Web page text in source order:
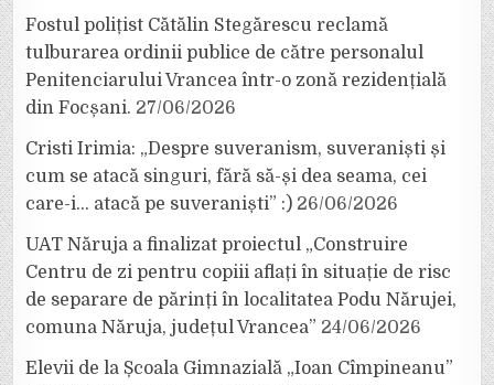
Fostul polițist Cătălin Stegărescu reclamă
tulburarea ordinii publice de către personalul
Penitenciarului Vrancea într-o zonă rezidențială
din Focșani. 27/06/2026
Cristi Irimia: „Despre suveranism, suveraniști și
cum se atacă singuri, fără să-și dea seama, cei
care-i… atacă pe suveraniști” :) 26/06/2026
UAT Năruja a finalizat proiectul „Construire
Centru de zi pentru copiii aflați în situație de risc
de separare de părinți în localitatea Podu Nărujei,
comuna Năruja, județul Vrancea” 24/06/2026
Elevii de la Școala Gimnazială „Ioan Cîmpineanu”